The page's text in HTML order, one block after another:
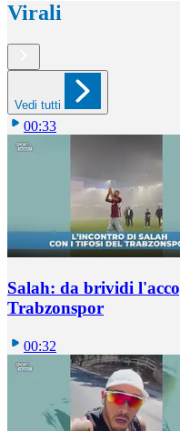
Virali
Vedi tutti
00:33
Salah: da brividi
Trabzonspor
00:32